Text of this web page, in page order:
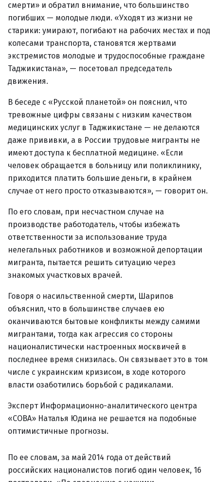
смерти» и обратил внимание, что большинство
погибших — молодые люди. «Уходят из жизни не
старики: умирают, погибают на рабочих местах и под
колесами транспорта, становятся жертвами
экстремистов молодые и трудоспособные граждане
Таджикистана», — посетовал председатель
движения.
В беседе с «Русской планетой» он пояснил, что
тревожные цифры связаны с низким качеством
медицинских услуг в Таджикистане — не делаются
даже прививки, а в России трудовые мигранты не
имеют доступа к бесплатной медицине. «Если
человек обращается в больницу или поликлинику,
приходится платить большие деньги, в крайнем
случае от него просто отказываются», — говорит он.
По его словам, при несчастном случае на
производстве работодатель, чтобы избежать
ответственности за использование труда
нелегальных работников и возможной депортации
мигранта, пытается решить ситуацию через
знакомых участковых врачей.
Говоря о насильственной смерти, Шарипов
объяснил, что в большинстве случаев ею
оканчиваются бытовые конфликты между самими
мигрантами, тогда как агрессия со стороны
националистически настроенных москвичей в
последнее время снизилась. Он связывает это в том
числе с украинским кризисом, в ходе которого
власти озаботились борьбой с радикалами.
Эксперт Информационно-аналитического центра
«СОВА» Наталья Юдина не решается на подобные
оптимистичные прогнозы.
По ее словам, за май 2014 года от действий
российских националистов погиб один человек, 16